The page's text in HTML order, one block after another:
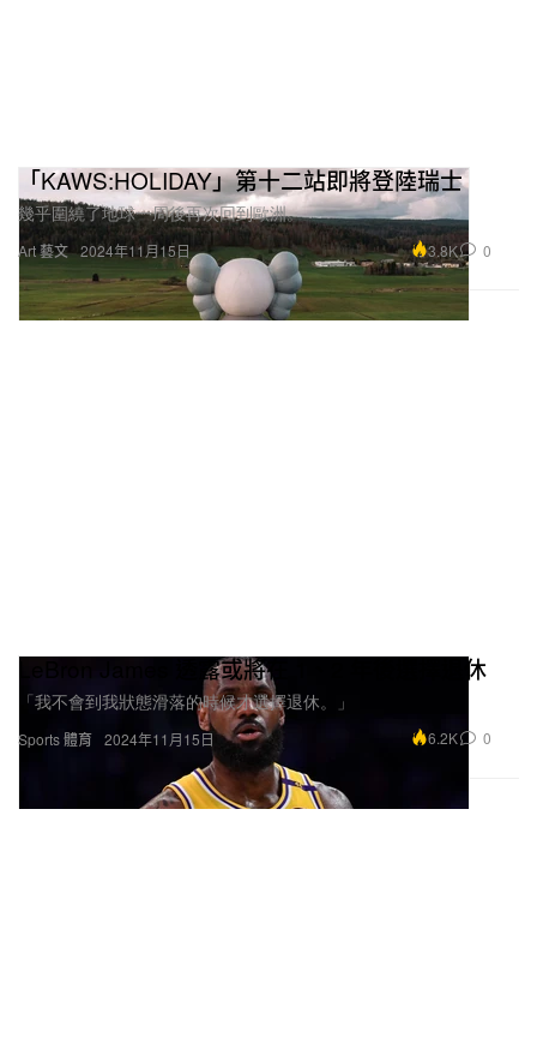
Art 藝文
「KAWS:HOLIDAY」第十二站即將登陸瑞士
幾乎圍繞了地球一周後再次回到歐洲。
2024年11月15日 3.8K 0
Sports 體育
LeBron James 透露或將在 1、2 年後選擇退休
「我不會到我狀態滑落的時候才選擇退休。」
2024年11月15日 6.2K 0